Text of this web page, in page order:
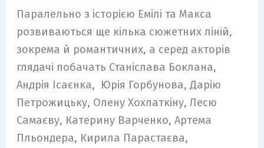
Паралельно з історією Емілі та Макса
розвиваються ще кілька сюжетних ліній,
зокрема й романтичних, а серед акторів
глядачі побачать Станіслава Боклана,
Андрія Ісаєнка, Юрія Горбунова, Дарію
Петрожицьку, Олену Хохлаткіну, Лесю
Самаєву, Катерину Варченко, Артема
Пльондера, Кирила Парастаєва,